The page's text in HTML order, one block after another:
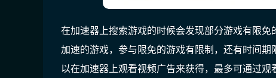
在加速器上搜索游戏的时候会发现部分游戏有限
加速的游戏，参与限免的游戏有限制，还有时间
以在加速器上观看视频广告来获得，最多可通过